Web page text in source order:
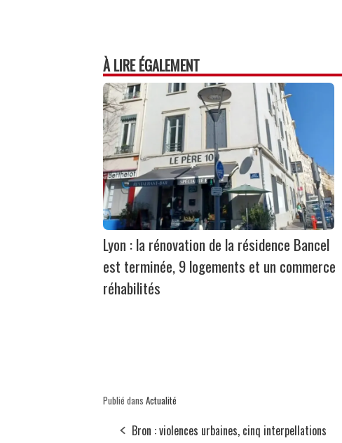
À LIRE ÉGALEMENT
Lyon : la rénovation de la résidence Bancel
est terminée, 9 logements et un commerce
réhabilités
Publié dans Actualité
Bron : violences urbaines, cinq interpellations